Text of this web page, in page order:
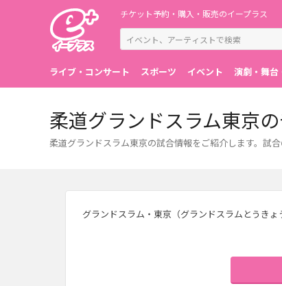
チケット予約・購入・販売のイープラス
ライブ・コンサート スポーツ イベント 演劇・舞台
柔道グランドスラム東京
柔道グランドスラム東京の試合情報をご紹介します。試
グランドスラム・東京（グランドスラムとうき